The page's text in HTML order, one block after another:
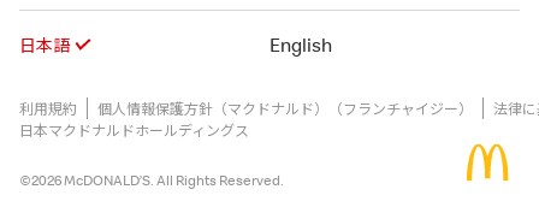
日本語 English
利用規約 個人情報保護方針（マクドナルド）（フランチャイジー）
法律
日本マクドナルドホールディングス
©2026 McDONALD’S. All Rights Reserved.